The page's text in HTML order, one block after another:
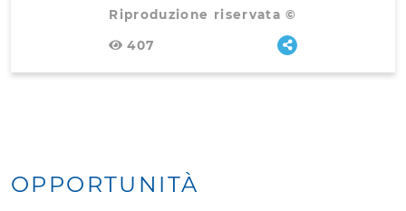
Riproduzione riservata ©
407
OPPORTUNITÀ